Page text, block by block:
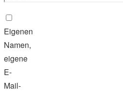
Eigenen
Namen,
eigene
E-
Mail-